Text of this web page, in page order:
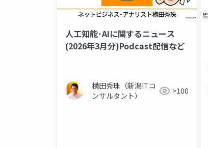
人工知能･AIに関するニュース
(2026年3月分)Podcast配信など
横田秀珠（新潟ITコ
ンサルタント）
>100